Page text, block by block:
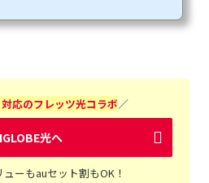
ツ光回線なら全国どこでも、戸建てでも集合住宅でも自宅
応のフレッツ光コラボ／
光へ
ーもauセット割もOK！